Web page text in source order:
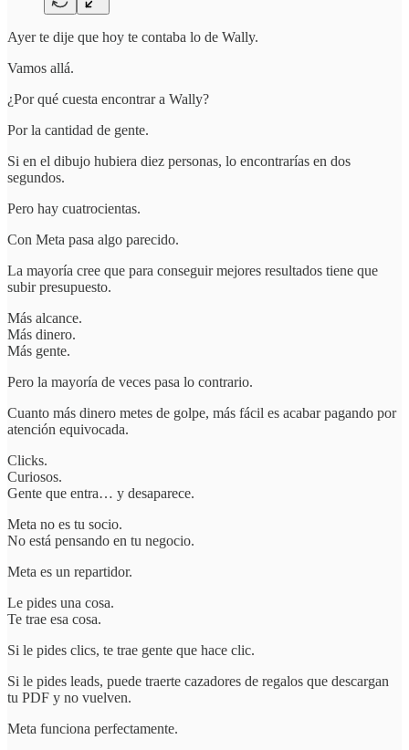
Ayer te dije que hoy te contaba lo de Wally.
Vamos allá.
¿Por qué cuesta encontrar a Wally?
Por la cantidad de gente.
Si en el dibujo hubiera diez personas, lo encontrarías en dos
segundos.
Pero hay cuatrocientas.
Con Meta pasa algo parecido.
La mayoría cree que para conseguir mejores resultados tiene que
subir presupuesto.
Más alcance.
Más dinero.
Más gente.
Pero la mayoría de veces pasa lo contrario.
Cuanto más dinero metes de golpe, más fácil es acabar pagando por
atención equivocada.
Clicks.
Curiosos.
Gente que entra… y desaparece.
Meta no es tu socio.
No está pensando en tu negocio.
Meta es un repartidor.
Le pides una cosa.
Te trae esa cosa.
Si le pides clics, te trae gente que hace clic.
Si le pides leads, puede traerte cazadores de regalos que descargan
tu PDF y no vuelven.
Meta funciona perfectamente.